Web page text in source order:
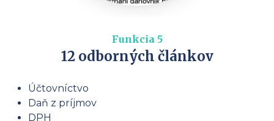
Funkcia 5
12 odborných článkov
Účtovníctvo
Daň z príjmov
DPH